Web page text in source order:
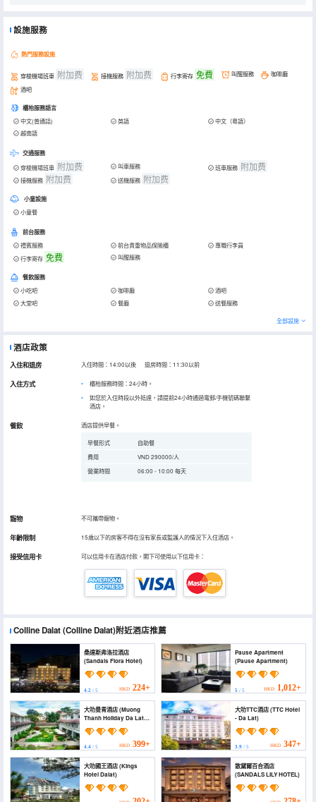
設施服務
熱門服務設施
穿梭機場班車 附加费 接機服務 附加费 行李寄存 免費 叫醒服務
咖啡廳
酒吧
櫃枱服務語言
中文(普通話) 英語
中文（粵語）
越南語
交通服務
穿梭機場班車 附加费 叫車服務 班車服務 附加费
接機服務 附加费 送機服務 附加费
小童設施
小童餐
前台服務
禮賓服務 前台貴重物品保險櫃
專職行李員
行李寄存 免費 叫醒服務
餐飲服務
小吃吧 咖啡廳
酒吧
大堂吧
餐廳 送餐服務
全部設施
酒店政策
入住和退房 入住時間：14:00以後 退房時間：11:30以前
入住方式
櫃枱服務時間：24小時。
如您於入住時段以外抵達，請提前24小時通過電郵/手機號碼聯繫
酒店。
餐飲 酒店提供早餐。
早餐形式
自助餐
費用
VND 290000/人
營業時間
06:00 - 10:00 每天
寵物 不可攜帶寵物。
年齡限制 15歲以下的房客不得在沒有家長或監護人的情況下入住酒店。
接受信用卡 可以信用卡在酒店付款，閣下可使用以下信用卡：
Colline Dalat(Colline Dalat)附近酒店推薦
桑達斯弗洛拉酒店
(Sandals Flora Hotel)
4.2 / 5 HKD 224+
Pause Apartment
(Pause Apartment)
5/ 5 HKD 1,012+
大叻曼青酒店 (Muong
Thanh Holiday Da Lat
Hotel)
4.4 / 5 HKD 399+
大叻TTC酒店 (TTC Hotel
- Da Lat)
3.9/ 5 HKD 347+
大叻國王酒店 (Kings
Hotel Dalat)
散黛爾百合酒店
(SANDALS LILY HOTEL)